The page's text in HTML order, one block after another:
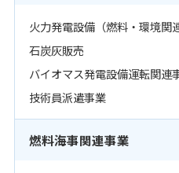
火力発電設備（燃料・環境関
石炭灰販売
バイオマス発電設備運転関連
技術員派遣事業
燃料海事関連事業